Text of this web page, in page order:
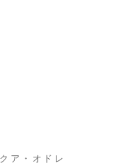
ア・オドレ